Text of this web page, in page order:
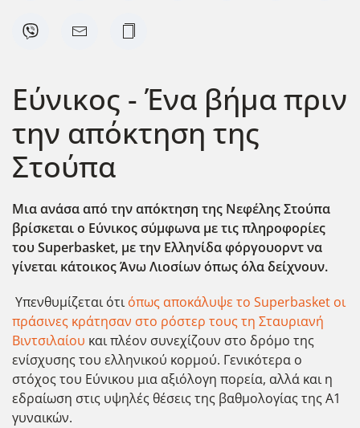
Εύνικος - Ένα βήμα πριν
την απόκτηση της
Στούπα
Μια ανάσα από την απόκτηση της Νεφέλης Στούπα
βρίσκεται ο Εύνικος σύμφωνα με τις πληροφορίες
του Superbasket, με την Ελληνίδα φόργουορντ να
γίνεται κάτοικος Άνω Λιοσίων όπως όλα δείχνουν.
Υπενθυμίζεται ότιόπως αποκάλυψε το Superbasket οι
πράσινες κράτησαν στο ρόστερ τους τη Σταυριανή
Βιντσιλαίου και πλέον συνεχίζουν στο δρόμο της
ενίσχυσης του ελληνικού κορμού. Γενικότερα ο
στόχος του Εύνικου μια αξιόλογη πορεία, αλλά και η
εδραίωση στις υψηλές θέσεις της βαθμολογίας της Α1
γυναικών.